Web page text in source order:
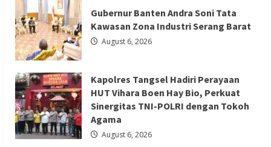
Berita Agama
PGPTS Ramaikan Perayaan HUT Vihara
Boen Hay Bio dengan Menampilkan
Palang Pintu
Redaksi 01 August 5, 2026
Gubernur Banten Andra Soni Tata
Kawasan Zona Industri Serang Barat
August 6, 2026
Kapolres Tangsel Hadiri Perayaan
HUT Vihara Boen Hay Bio, Perkuat
Sinergitas TNI-POLRI dengan Tokoh
Agama
August 6, 2026